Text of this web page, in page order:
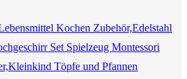
Kochen Zubehör,Edelstahl
Set Spielzeug Montessori
Töpfe und Pfannen